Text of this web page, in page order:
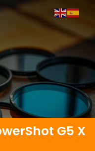
G5 X